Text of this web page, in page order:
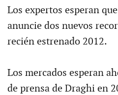
Los expertos esperan
anuncie dos nuevos
recién estrenado 2012.
Los mercados esperan
de prensa de Draghi en